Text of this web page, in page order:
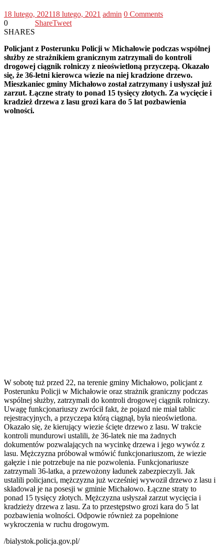
18 lutego, 202118 lutego, 2021 admin 0 Comments
0
SHARES
ShareTweet
Policjant z Posterunku Policji w Michałowie podczas wspólnej
służby ze strażnikiem granicznym zatrzymali do kontroli
drogowej ciągnik rolniczy z nieoświetloną przyczepą. Okazało
się, że 36-letni kierowca wiezie na niej kradzione drzewo.
Mieszkaniec gminy Michałowo został zatrzymany i usłyszał już
zarzut. Łączne straty to ponad 15 tysięcy złotych. Za wycięcie i
kradzież drzewa z lasu grozi kara do 5 lat pozbawienia
wolności.
W sobotę tuż przed 22, na terenie gminy Michałowo, policjant z
Posterunku Policji w Michałowie oraz strażnik graniczny podczas
wspólnej służby, zatrzymali do kontroli drogowej ciągnik rolniczy.
Uwagę funkcjonariuszy zwrócił fakt, że pojazd nie miał tablic
rejestracyjnych, a przyczepa którą ciągnął, była nieoświetlona.
Okazało się, że kierujący wiezie ścięte drzewo z lasu. W trakcie
kontroli mundurowi ustalili, że 36-latek nie ma żadnych
dokumentów pozwalających na wycinkę drzewa i jego wywóz z
lasu. Mężczyzna próbował wmówić funkcjonariuszom, że wiezie
gałęzie i nie potrzebuje na nie pozwolenia. Funkcjonariusze
zatrzymali 36-latka, a przewożony ładunek zabezpieczyli. Jak
ustalili policjanci, mężczyzna już wcześniej wywoził drzewo z lasu i
składował je na posesji w gminie Michałowo. Łączne straty to
ponad 15 tysięcy złotych. Mężczyzna usłyszał zarzut wycięcia i
kradzieży drzewa z lasu. Za to przestępstwo grozi kara do 5 lat
pozbawienia wolności. Odpowie również za popełnione
wykroczenia w ruchu drogowym.
/bialystok.policja.gov.pl/